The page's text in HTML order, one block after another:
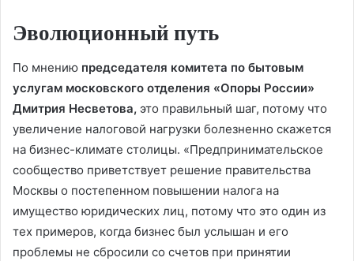
Эволюционный путь
По мнению председателя комитета по бытовым
услугам московского отделения «Опоры России»
Дмитрия Несветова, это правильный шаг, потому что
увеличение налоговой нагрузки болезненно скажется
на бизнес-климате столицы. «Предпринимательское
сообщество приветствует решение правительства
Москвы о постепенном повышении налога на
имущество юридических лиц, потому что это один из
тех примеров, когда бизнес был услышан и его
проблемы не сбросили со счетов при принятии